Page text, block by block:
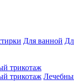
Для ванной
трикотаж
трикотаж